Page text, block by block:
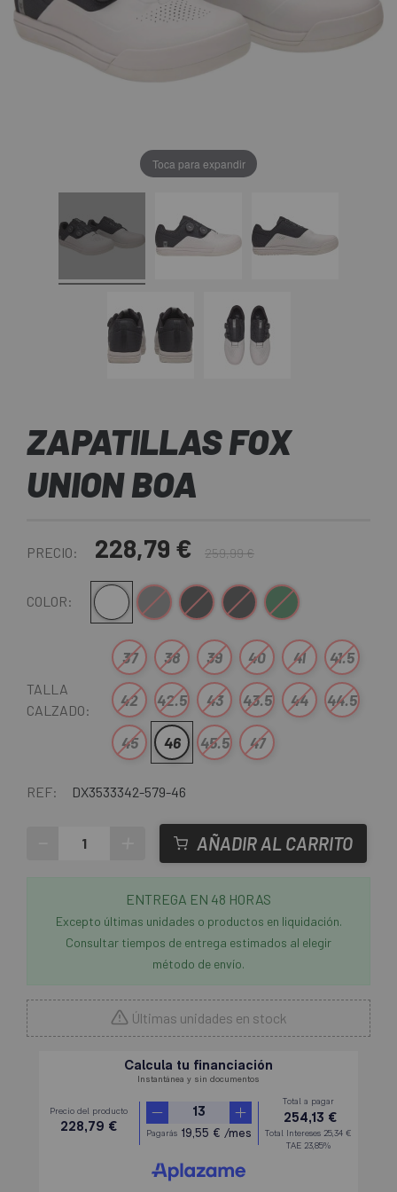
Toca para expandir
ZAPATILLAS FOX
UNION BOA
PRECIO: 228,79 € 259,99 €
COLOR:Blanco-Negro
Gris-Negro
Marrón-Negro
NegroVerde-Negro
TALLA
CALZADO:
37 38 39 40 41 41.5
42 42.5 43 43.5 44 44.5
45 46 45.5 47
REF: DX3533342-579-46
AÑADIR AL CARRITO
ENTREGA EN 48 HORAS
Excepto últimas unidades o productos en liquidación.
Consultar tiempos de entrega estimados al elegir
método de envío.
Últimas unidades en stock